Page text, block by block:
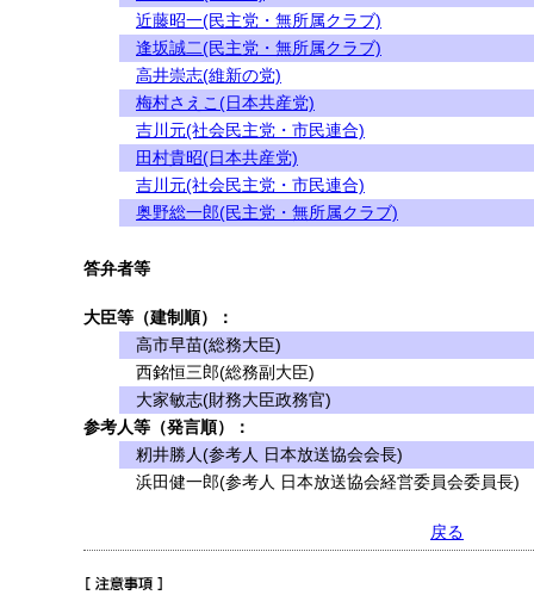
近藤昭一(民主党・無所属クラブ)
逢坂誠二(民主党・無所属クラブ)
高井崇志(維新の党)
梅村さえこ(日本共産党)
吉川元(社会民主党・市民連合)
田村貴昭(日本共産党)
吉川元(社会民主党・市民連合)
奥野総一郎(民主党・無所属クラブ)
答弁者等
大臣等（建制順）：
高市早苗(総務大臣)
西銘恒三郎(総務副大臣)
大家敏志(財務大臣政務官)
参考人等（発言順）：
籾井勝人(参考人 日本放送協会会長)
浜田健一郎(参考人 日本放送協会経営委員会委員長)
戻る